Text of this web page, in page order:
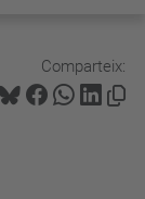
Comparteix: